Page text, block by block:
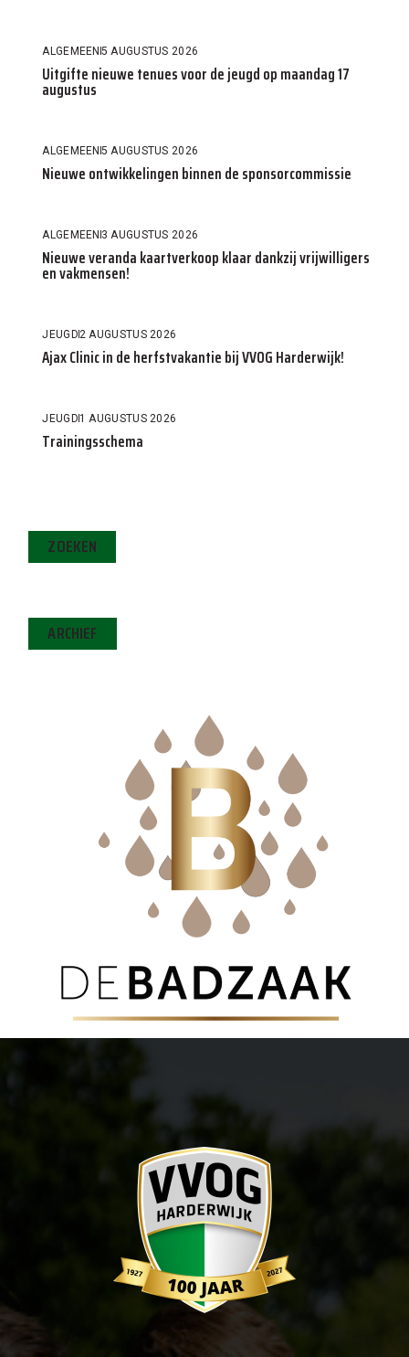
ALGEMEEN5 AUGUSTUS 2026
Uitgifte nieuwe tenues voor de jeugd op maandag 17
augustus
ALGEMEEN5 AUGUSTUS 2026
Nieuwe ontwikkelingen binnen de sponsorcommissie
ALGEMEEN3 AUGUSTUS 2026
Nieuwe veranda kaartverkoop klaar dankzij vrijwilligers
en vakmensen!
JEUGD2 AUGUSTUS 2026
Ajax Clinic in de herfstvakantie bij VVOG Harderwijk!
JEUGD1 AUGUSTUS 2026
Trainingsschema
ZOEKEN
ARCHIEF